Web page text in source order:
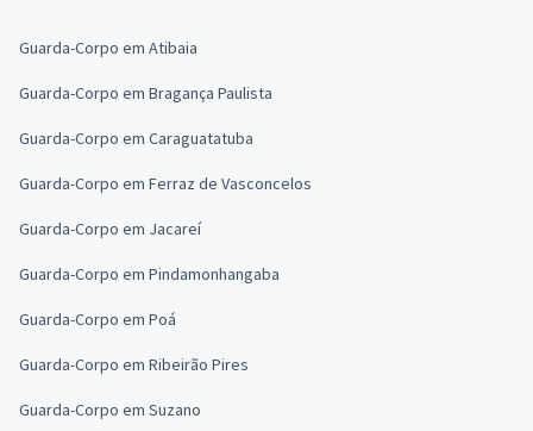
Guarda-Corpo em Atibaia
Guarda-Corpo em Bragança Paulista
Guarda-Corpo em Caraguatatuba
Guarda-Corpo em Ferraz de Vasconcelos
Guarda-Corpo em Jacareí
Guarda-Corpo em Pindamonhangaba
Guarda-Corpo em Poá
Guarda-Corpo em Ribeirão Pires
Guarda-Corpo em Suzano